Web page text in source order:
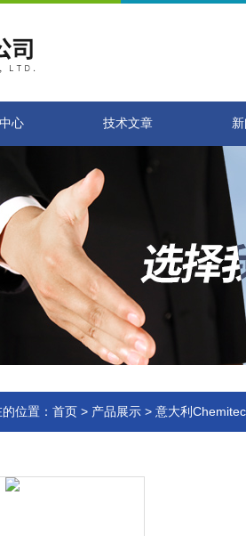
心 技术文章
位置： 首页 > 产品展示 > 意大利Chemitec